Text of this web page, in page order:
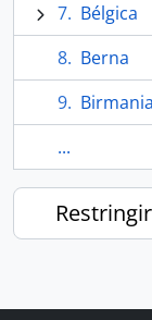
Bélgica
Berna
Birmania
...